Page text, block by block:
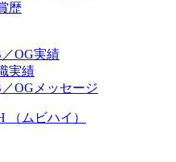
歴
OG実績
実績
OGメッセージ
（ムビハイ）